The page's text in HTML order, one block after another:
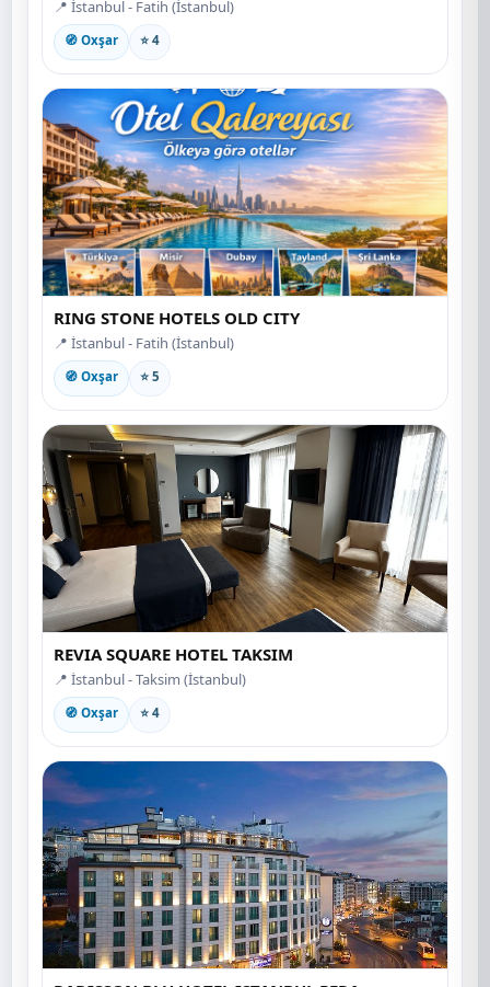
📍 İstanbul - Fatih (İstanbul)
🧭 Oxşar ⭐ 4
RING STONE HOTELS OLD CITY
📍 İstanbul - Fatih (İstanbul)
🧭 Oxşar ⭐ 5
REVIA SQUARE HOTEL TAKSIM
📍 İstanbul - Taksim (İstanbul)
🧭 Oxşar ⭐ 4